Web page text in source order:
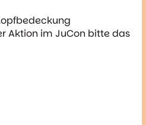
Aktion im JuCon bitte das